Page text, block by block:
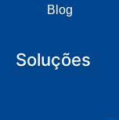
Blog
Soluções